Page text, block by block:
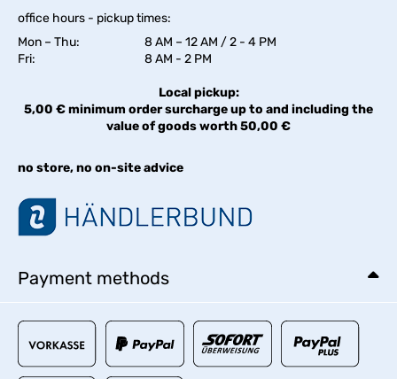
office hours - pickup times:
Mon – Thu:
8 AM – 12 AM / 2 - 4 PM
Fri:
8 AM - 2 PM
Local pickup:
5,00 € minimum order surcharge up to and including the
value of goods worth 50,00 €
no store, no on-site advice
Payment methods